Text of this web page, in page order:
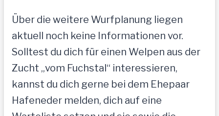
Über die weitere Wurfplanung liegen
aktuell noch keine Informationen vor.
Solltest du dich für einen Welpen aus der
Zucht „vom Fuchstal“ interessieren,
kannst du dich gerne bei dem Ehepaar
Hafeneder melden, dich auf eine